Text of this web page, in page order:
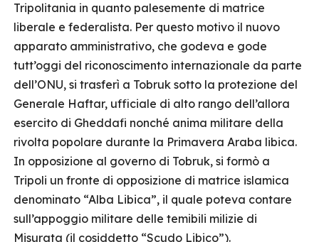
Tripolitania in quanto palesemente di matrice
liberale e federalista. Per questo motivo il nuovo
apparato amministrativo, che godeva e gode
tutt’oggi del riconoscimento internazionale da parte
dell’ONU, si trasferì a Tobruk sotto la protezione del
Generale Haftar, ufficiale di alto rango dell’allora
esercito di Gheddafi nonché anima militare della
rivolta popolare durante la Primavera Araba libica.
In opposizione al governo di Tobruk, si formò a
Tripoli un fronte di opposizione di matrice islamica
denominato “Alba Libica”, il quale poteva contare
sull’appoggio militare delle temibili milizie di
Misurata (il cosiddetto “Scudo Libico”).